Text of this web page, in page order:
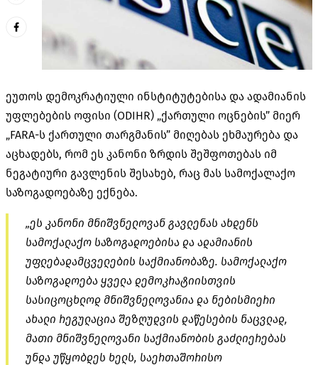
ეუთოს დემოკრატიული ინსტიტუტებისა და ადამიანის
უფლებების ოფისი (ODIHR) „ქართული ოცნების” მიერ
„FARA-ს ქართული თარგმანის” მიღებას ეხმაურება და
აცხადებს, რომ ეს კანონი ზრდის შეშფოთებას იმ
ნეგატიური გავლენის შესახებ, რაც მას სამოქალაქო
საზოგადოებაზე ექნება.
„ეს კანონი მნიშვნელოვან გავლენას ახდენს
სამოქალაქო საზოგადოებისა და ადამიანის
უფლებადამცველების საქმიანობაზე. სამოქალაქო
საზოგადოება ყველა დემოკრატიისთვის
სასიცოცხლოდ მნიშვნელოვანია და ნებისმიერი
ახალი რეგულაცია შეზღუდვის დაწესების ნაცვლად,
მათი მნიშვნელოვანი საქმიანობის გაძლიერებას
უნდა უწყობდეს ხელს, საერთაშორისო